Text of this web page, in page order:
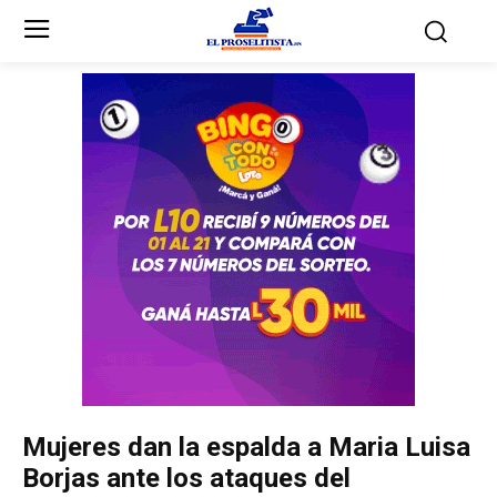
Partidos Políticos
Partido Liberal
Unificación Democrática
Anticorrupción
Partidos Políticos
Partido Liberal
Unificación Democrática
Anticorrupción
Mujeres dan la espalda a Maria Luisa
Borjas ante los ataques del